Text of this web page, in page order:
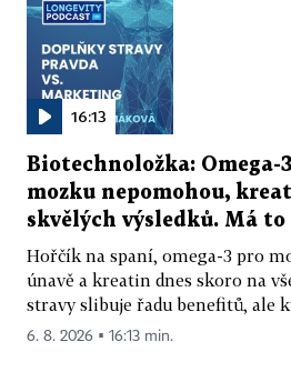
16:13
Biotechnoložka: Omega-
mozku nepomohou,
skvělých výsledků. Má to
Hořčík na spaní, omega-3 pro
únavě a kreatin dnes skoro na
stravy slibuje řadu benefitů, ale
6. 8. 2026 ▪ 16:13 min.